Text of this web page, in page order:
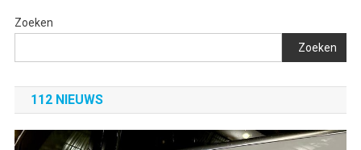
Zoeken
Zoeken
112 NIEUWS